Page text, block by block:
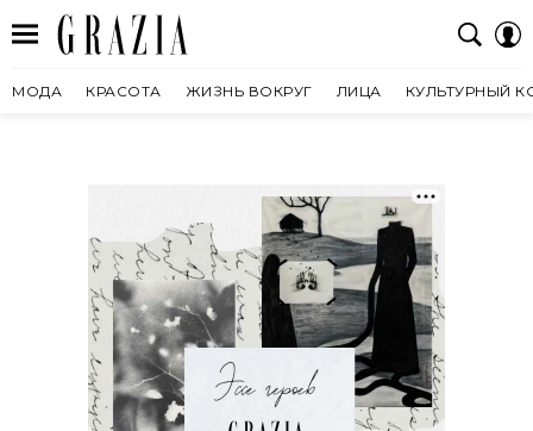
МОДА КРАСОТА ЖИЗНЬ ВОКРУГ ЛИЦА КУЛЬТУРНЫЙ